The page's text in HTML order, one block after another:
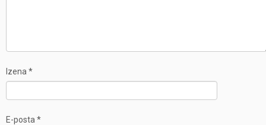
Izena *
E-posta *